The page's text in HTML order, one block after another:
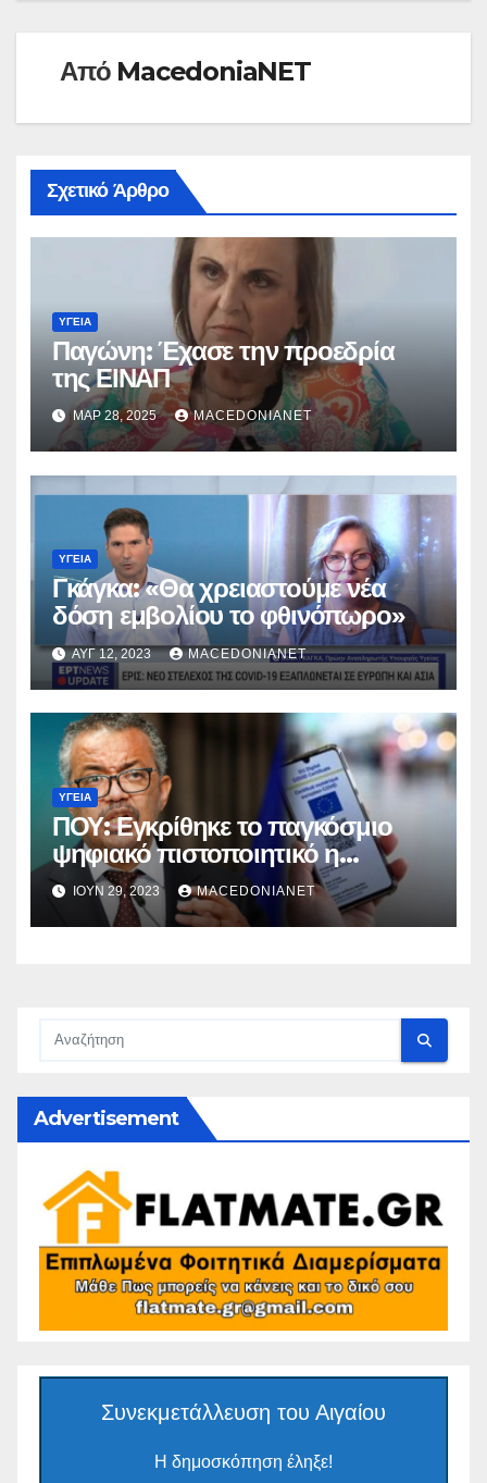
Από MacedoniaNET
Σχετικό Άρθρο
ΥΓΕΊΑ
Παγώνη: Έχασε την προεδρία
της ΕΙΝΑΠ
ΜΑΡ 28, 2025 MACEDONIANET
ΥΓΕΊΑ
Γκάγκα: «Θα χρειαστούμε νέα
δόση εμβολίου το φθινόπωρο»
ΑΥΓ 12, 2023 MACEDONIANET
ΥΓΕΊΑ
ΠΟΥ: Εγκρίθηκε το παγκόσμιο
ψηφιακό πιστοποιητικό η
«Συνθήκη Πανδημίας»
ΙΟΎΝ 29, 2023 MACEDONIANET
Advertisement
Συνεκμετάλλευση του Αιγαίου
Η δημοσκόπηση έληξε!